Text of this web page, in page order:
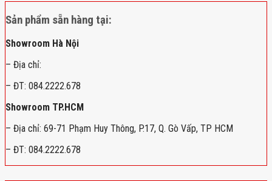
Sản phẩm sẵn hàng tại:
Showroom Hà Nội
– Địa chỉ:
– ĐT: 084.2222.678
Showroom TP.HCM
– Địa chỉ: 69-71 Phạm Huy Thông, P.17, Q. Gò Vấp, TP HCM
– ĐT: 084.2222.678